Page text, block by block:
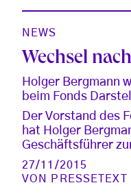
NEWS
Wechsel
Holger Bergmann
beim Fonds
Der Vorstand des
hat Holger
Geschäftsführer
27/11/2015
VON
PRESSETEXT